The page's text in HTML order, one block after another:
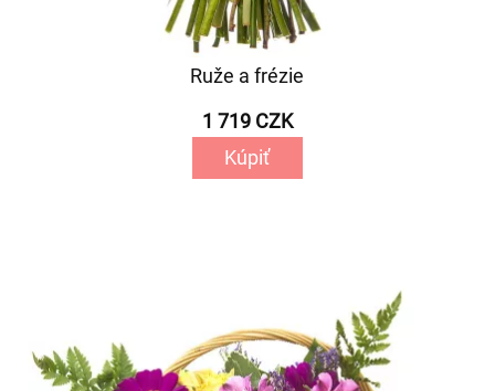
Ruže a frézie
1 719 CZK
Kúpiť